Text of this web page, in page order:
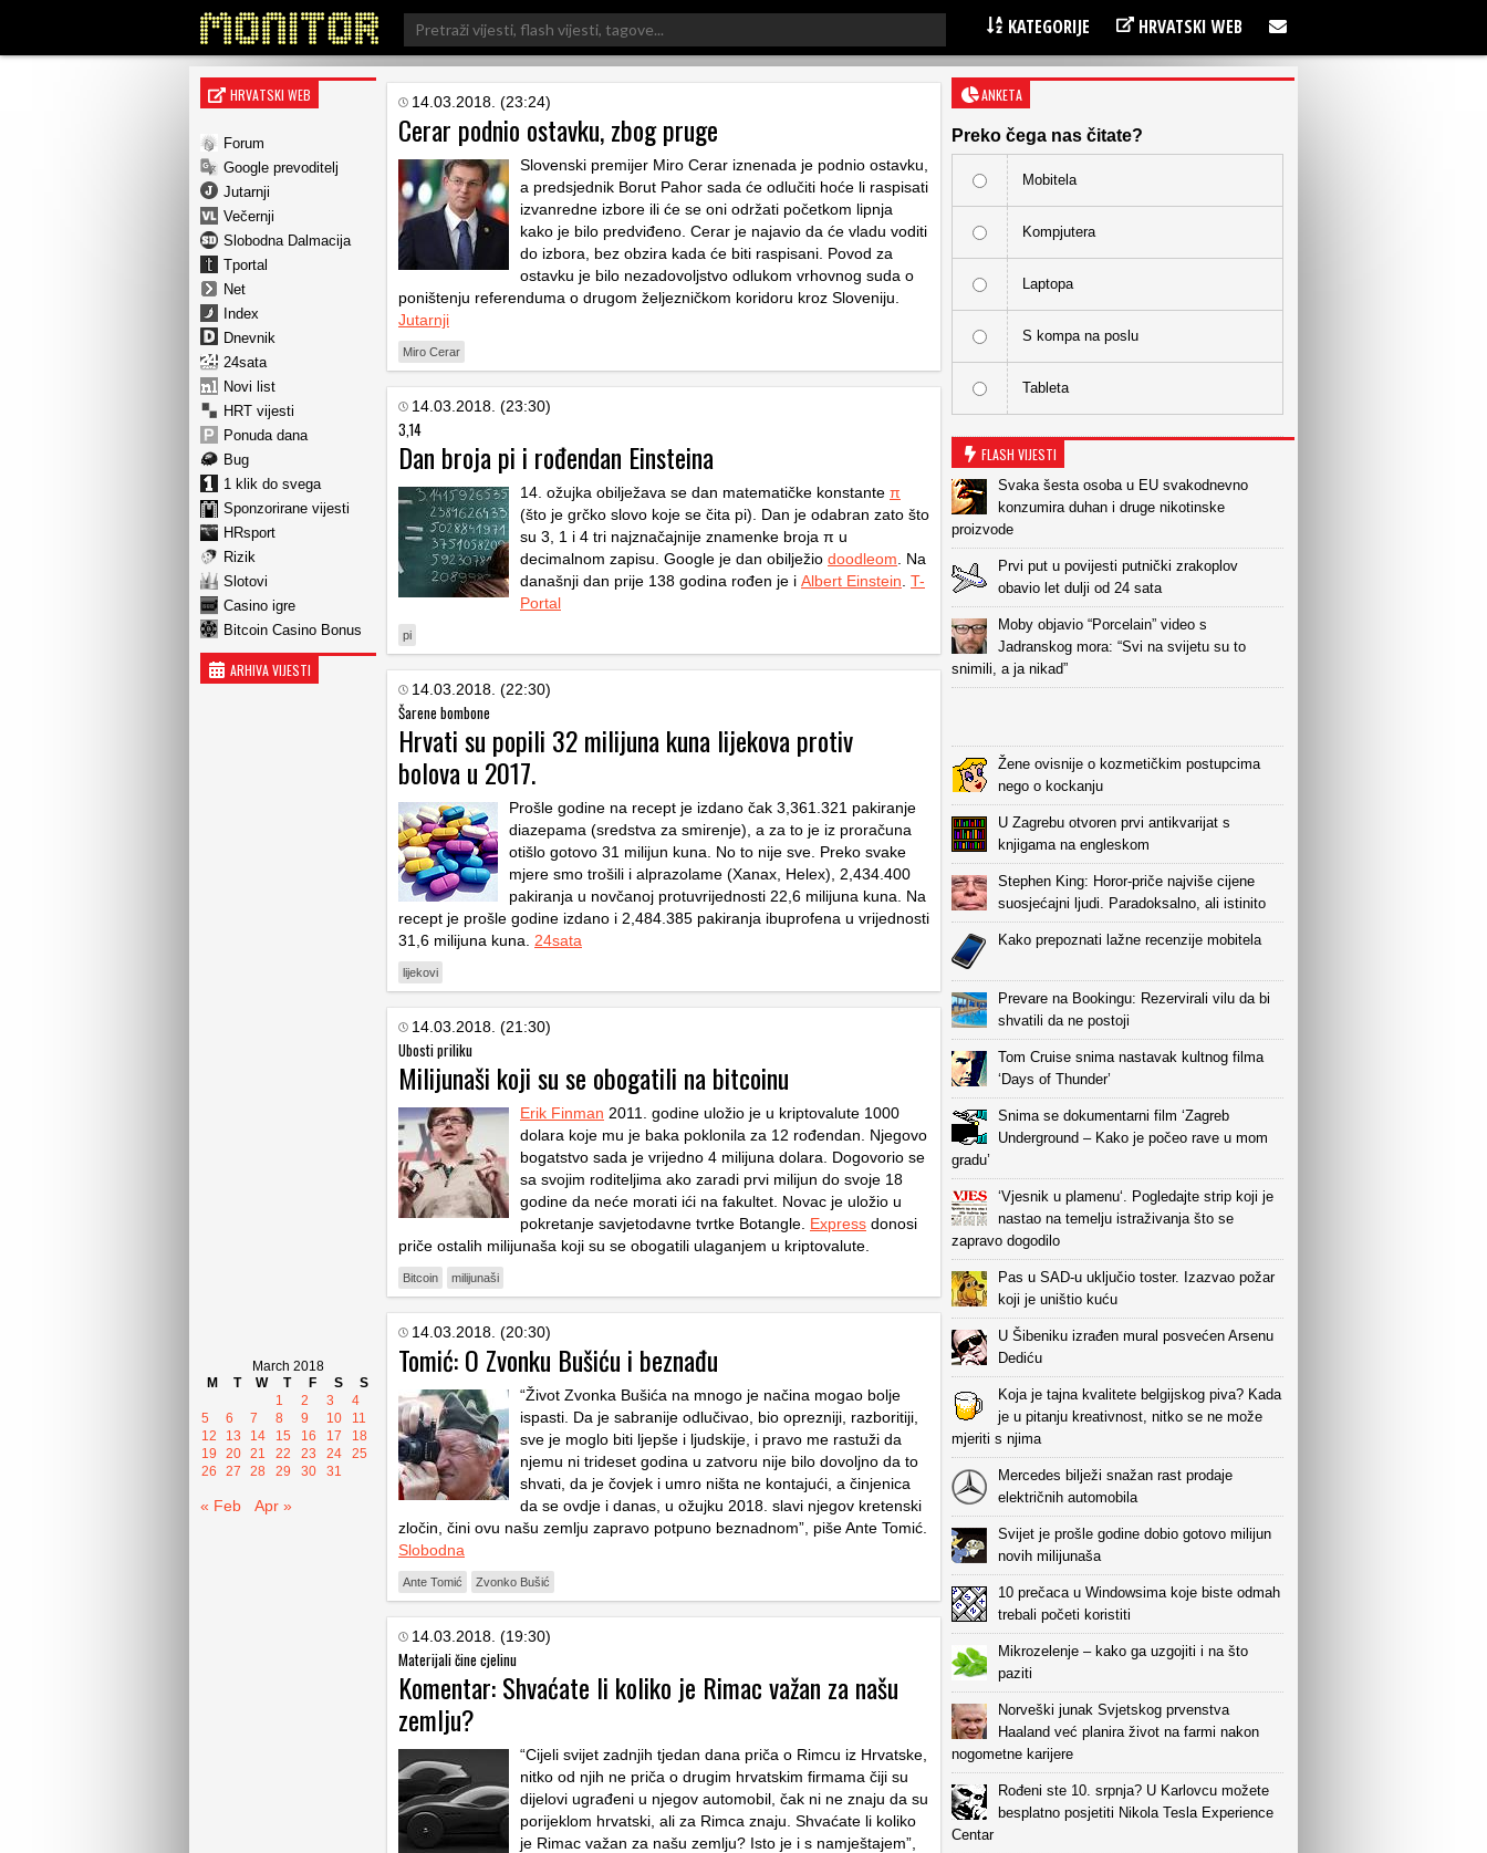
Search
for:
KATEGORIJE HRVATSKI WEB
HRVATSKI WEB
Forum
Google prevoditelj
Jutarnji
Večernji
Slobodna Dalmacija
Tportal
Net
Index
Dnevnik
24sata
Novi list
HRT vijesti
Ponuda dana
Bug
1 klik do svega
Sponzorirane vijesti
HRsport
Rizik
Slotovi
Casino igre
Bitcoin Casino Bonus
ARHIVA VIJESTI
March 2018
M
T W T F S
S
1
2 3
4
5
6 7 8 9 10
11
12
13 14 15 16 17
18
19
20 21 22 23 24
25
26
27 28 29 30 31
« Feb Apr »
14.03.2018. (23:24)
Cerar podnio ostavku, zbog pruge
Slovenski premijer Miro Cerar iznenada je podnio ostavku,
a predsjednik Borut Pahor sada će odlučiti hoće li raspisati
izvanredne izbore ili će se oni održati početkom lipnja
kako je bilo predviđeno. Cerar je najavio da će vladu voditi
do izbora, bez obzira kada će biti raspisani. Povod za
ostavku je bilo nezadovoljstvo odlukom vrhovnog suda o
poništenju referenduma o drugom željezničkom koridoru kroz Sloveniju.
Jutarnji
Miro Cerar
14.03.2018. (23:30)
3,14
Dan broja pi i rođendan Einsteina
14. ožujka obilježava se dan matematičke konstante π
(što je grčko slovo koje se čita pi). Dan je odabran zato što
su 3, 1 i 4 tri najznačajnije znamenke broja π u
decimalnom zapisu. Google je dan obilježio doodleom . Na
današnji dan prije 138 godina rođen je i Albert Einstein T-
Portal
pi
14.03.2018. (22:30)
Šarene bombone
Hrvati su popili 32 milijuna kuna lijekova protiv
bolova u 2017.
Prošle godine na recept je izdano čak 3,361.321 pakiranje
diazepama (sredstva za smirenje), a za to je iz proračuna
otišlo gotovo 31 milijun kuna. No to nije sve. Preko svake
mjere smo trošili i alprazolame (Xanax, Helex), 2,434.400
pakiranja u novčanoj protuvrijednosti 22,6 milijuna kuna. Na
recept je prošle godine izdano i 2,484.385 pakiranja ibuprofena u vrijednosti
31,6 milijuna kuna. 24sata
lijekovi
14.03.2018. (21:30)
Ubosti priliku
Milijunaši koji su se obogatili na bitcoinu
Erik Finman 2011. godine uložio je u kriptovalute 1000
dolara koje mu je baka poklonila za 12 rođendan. Njegovo
bogatstvo sada je vrijedno 4 milijuna dolara. Dogovorio se
sa svojim roditeljima ako zaradi prvi milijun do svoje 18
godine da neće morati ići na fakultet. Novac je uložio u
pokretanje savjetodavne tvrtke Botangle. Express donosi
priče ostalih milijunaša koji su se obogatili ulaganjem u kriptovalute.
Bitcoin milijunaši
14.03.2018. (20:30)
Tomić: O Zvonku Bušiću i beznađu
“Život Zvonka Bušića na mnogo je načina mogao bolje
ispasti. Da je sabranije odlučivao, bio oprezniji, razboritiji,
sve je moglo biti ljepše i ljudskije, i pravo me rastuži da
njemu ni trideset godina u zatvoru nije bilo dovoljno da to
shvati, da je čovjek i umro ništa ne kontajući, a činjenica
da se ovdje i danas, u ožujku 2018. slavi njegov kretenski
zločin, čini ovu našu zemlju zapravo potpuno beznadnom”, piše Ante Tomić.
Slobodna
Ante Tomić Zvonko Bušić
14.03.2018. (19:30)
Materijali čine cjelinu
Komentar: Shvaćate li koliko je Rimac važan za našu
zemlju?
“Cijeli svijet zadnjih tjedan dana priča o Rimcu iz Hrvatske,
nitko od njih ne priča o drugim hrvatskim firmama čiji su
dijelovi ugrađeni u njegov automobil, čak ni ne znaju da su
porijeklom hrvatski, ali za Rimca znaju. Shvaćate li koliko
je Rimac važan za našu zemlju? Isto je i s namještajem”,
ANKETA
Preko čega nas čitate?
Mobitela
Kompjutera
Laptopa
S kompa na poslu
Tableta
FLASH VIJESTI
Svaka šesta osoba u EU svakodnevno
konzumira duhan i druge nikotinske
proizvode
Prvi put u povijesti putnički zrakoplov
obavio let dulji od 24 sata
Moby objavio “Porcelain” video s
Jadranskog mora: “Svi na svijetu su to
snimili, a ja nikad”
Žene ovisnije o kozmetičkim postupcima
nego o kockanju
U Zagrebu otvoren prvi antikvarijat s
knjigama na engleskom
Stephen King: Horor-priče najviše cijene
suosjećajni ljudi. Paradoksalno, ali istinito
Kako prepoznati lažne recenzije mobitela
Prevare na Bookingu: Rezervirali vilu da bi
shvatili da ne postoji
Tom Cruise snima nastavak kultnog filma
‘Days of Thunder’
Snima se dokumentarni film ‘Zagreb
Underground – Kako je počeo rave u mom
gradu’
‘Vjesnik u plamenu‘. Pogledajte strip koji je
nastao na temelju istraživanja što se
zapravo dogodilo
Pas u SAD-u uključio toster. Izazvao požar
koji je uništio kuću
U Šibeniku izrađen mural posvećen Arsenu
Dediću
Koja je tajna kvalitete belgijskog piva? Kada
je u pitanju kreativnost, nitko se ne može
mjeriti s njima
Mercedes bilježi snažan rast prodaje
električnih automobila
Svijet je prošle godine dobio gotovo milijun
novih milijunaša
10 prečaca u Windowsima koje biste odmah
trebali početi koristiti
Mikrozelenje – kako ga uzgojiti i na što
paziti
Norveški junak Svjetskog prvenstva
Haaland već planira život na farmi nakon
nogometne karijere
Rođeni ste 10. srpnja? U Karlovcu možete
besplatno posjetiti Nikola Tesla Experience
Centar